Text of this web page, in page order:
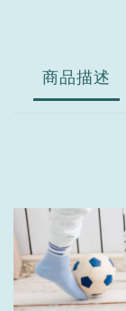
商品描述